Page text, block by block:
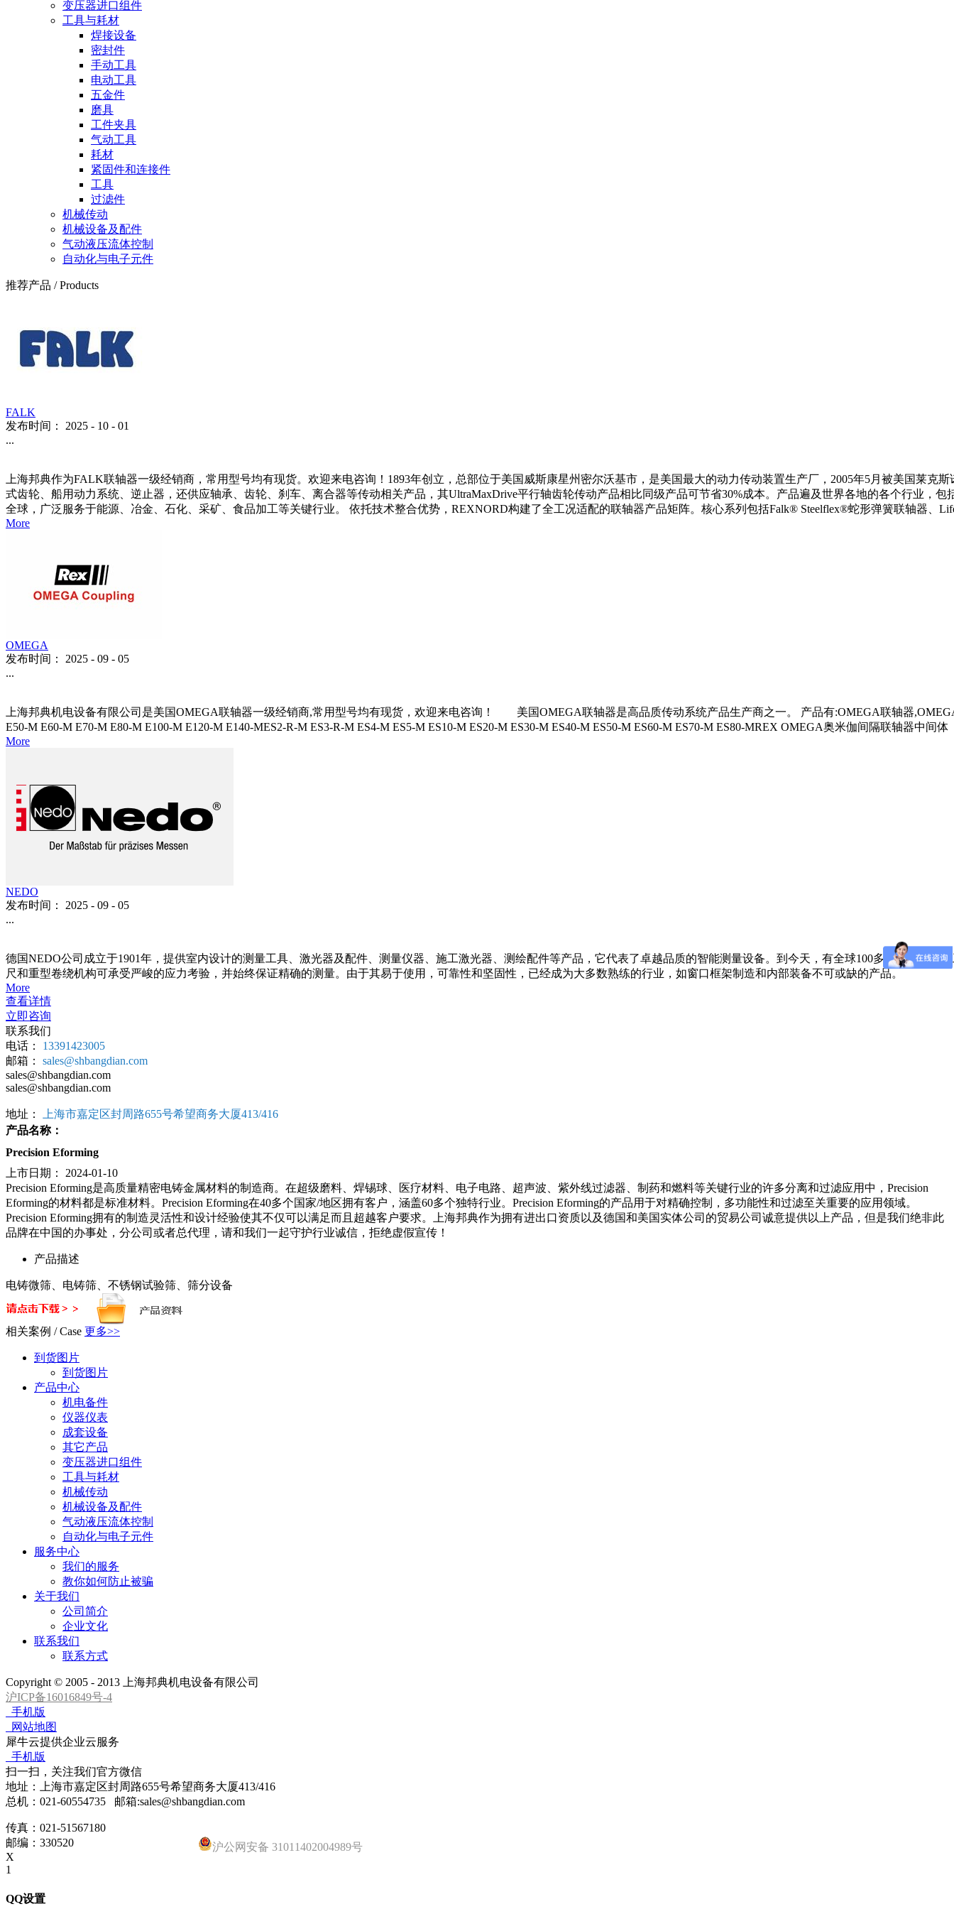
变压器进口组件
工具与耗材
焊接设备
密封件
手动工具
电动工具
五金件
磨具
工件夹具
气动工具
耗材
紧固件和连接件
工具
过滤件
机械传动
机械设备及配件
气动液压流体控制
自动化与电子元件
推荐产品 / Products
FALK
发布时间：
2025 - 10 - 01
...
上海邦典作为FALK联轴器一级经销商，常用型号均有现货。欢迎来电咨询！1893年创立，总部位于美国威斯康星州密尔沃基市，是美国最大的动力传动装置生产厂，2005年5月被美国莱
式齿轮、船用动力系统、逆止器，还供应轴承、齿轮、刹车、离合器等传动相关产品，其UltraMaxDrive平行轴齿轮传动产品相比同级产品可节省30%成本。产品遍及世界各地的各个行业
全球，广泛服务于能源、冶金、石化、采矿、食品加工等关键行业。 依托技术整合优势，REXNORD构建了全工况适配的联轴器产品矩阵。核心系列包括Falk® Steelflex®蛇形弹簧联轴器
More
OMEGA
发布时间：
2025 - 09 - 05
...
上海邦典机电设备有限公司是美国OMEGA联轴器一级经销商,常用型号均有现货，欢迎来电咨询！ 美国OMEGA联轴器是高品质传动系统产品生产商之一。 产品有:OMEGA联轴器
E50-M E60-M E70-M E80-M E100-M E120-M E140-MES2-R-M ES3-R-M ES4-M ES5-M ES10-M ES20-M ES30-M ES40-M ES50-M ES60-M ES70-M ES80-MREX OMEGA奥米伽间隔联轴器中间体
More
NEDO
发布时间：
2025 - 09 - 05
...
德国NEDO公司成立于1901年，提供室内设计的测量工具、激光器及配件、测量仪器、施工激光器、测绘配件等产品，它代表了卓越品质的智能测量设备。到今天，有全球100多个国家
尺和重型卷绕机构可承受严峻的应力考验，并始终保证精确的测量。由于其易于使用，可靠性和坚固性，已经成为大多数熟练的行业，如窗口框架制造和内部装备不可或缺的产品。
More
查看详情
立即咨询
联系我们
电话：
13391423005
邮箱：
sales@shbangdian.com
sales@shbangdian.com
sales@shbangdian.com
地址：
上海市嘉定区封周路655号希望商务大厦413/416
产品名称：
Precision Eforming
上市日期： 2024-01-10
Precision Eforming是高质量精密电铸金属材料的制造商。在超级磨料、焊锡球、医疗材料、电子电路、超声波、紫外线过滤器、制药和燃料等关键行业的许多分离和过滤应用中，Precision
Eforming的材料都是标准材料。Precision Eforming在40多个国家/地区拥有客户，涵盖60多个独特行业。Precision Eforming的产品用于对精确控制，多功能性和过滤至关重要的应用领域。
Precision Eforming拥有的制造灵活性和设计经验使其不仅可以满足而且超越客户要求。上海邦典作为拥有进出口资质以及德国和美国实体公司的贸易公司诚意提供以上产品，但是我们绝非此
品牌在中国的办事处，分公司或者总代理，请和我们一起守护行业诚信，拒绝虚假宣传！
产品描述
电铸微筛、电铸筛、不锈钢试验筛、筛分设备
相关案例 / Case 更多>>
到货图片
到货图片
产品中心
机电备件
仪器仪表
成套设备
其它产品
变压器进口组件
工具与耗材
机械传动
机械设备及配件
气动液压流体控制
自动化与电子元件
服务中心
我们的服务
教你如何防止被骗
关于我们
公司简介
企业文化
联系我们
联系方式
Copyright © 2005 - 2013 上海邦典机电设备有限公司
沪ICP备16016849号-4
手机版
网站地图
犀牛云提供企业云服务
手机版
扫一扫，关注我们官方微信
地址：上海市嘉定区封周路655号希望商务大厦413/416
总机： 021-60554735 邮箱:sales@shbangdian.com
传真：021-51567180
邮编：330520
沪公网安备 31011402004989号
X
1
QQ设置